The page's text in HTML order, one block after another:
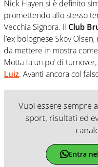
Nick Hayen si è definito
promettendo allo stesso
Vecchia Signora. Il Club
l’ex bolognese Skov
da mettere in mostra
Motta fa un po’ di
Luiz. Avanti ancora col
Vuoi essere sempre
sport, risultati ed
Entra